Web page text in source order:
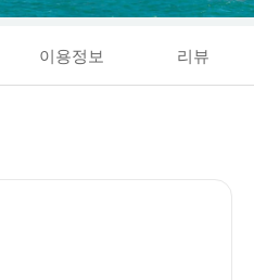
이용정보 리뷰